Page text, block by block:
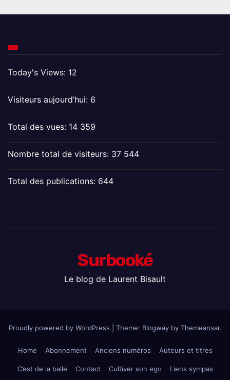
Today's Views: 12
Visiteurs aujourd’hui: 6
Total des vues: 14 359
Nombre total de visiteurs: 37 544
Total des publications: 644
Surbooké
Le blog de Laurent Bisault
Proudly powered by WordPress Theme: Blogwayby Themeansar.
Home Abonnement Anciens numéros Auteurs et titres
C’est de la balle Contact Cultiver son ego Liens sympas